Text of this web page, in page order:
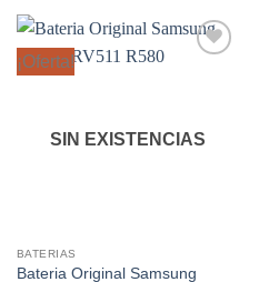
¡Oferta!
SIN EXISTENCIAS
BATERIAS
Bateria Original Samsung